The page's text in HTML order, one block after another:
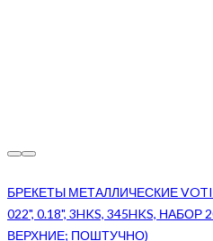
БРЕКЕТЫ МЕТАЛЛИЧЕСКИЕ
022", 0.18", 3HKS, 345HKS,
ВЕРХНИЕ; ПОШТУЧНО)